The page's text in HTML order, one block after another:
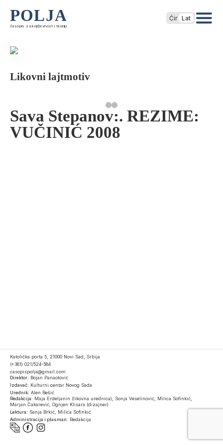
POLJA
časopis za književnost i teoriju
Ćir Lat
Likovni lajtmotiv
Sava Stepanov:. REZIME:
VUČINIĆ 2008
Katolička porta 5, 21000 Novi Sad, Srbija
(+381) 021/524-584
casopispolja@gmail.com
Direktor: Bojan Panaotović
Izdavač: Kulturni centar Novog Sada
Urednik: Alen Bešić
Redakcija: Maja Erdeljanin (likovna urednica), Sonja Veselinović, Milica Sofinkić,
Marjan Čakarević, Ognjen Klisara (dizajner)
Lektura: Sanja Brkić, Milica Sofinkić
Administracija i plasman: Redakcija